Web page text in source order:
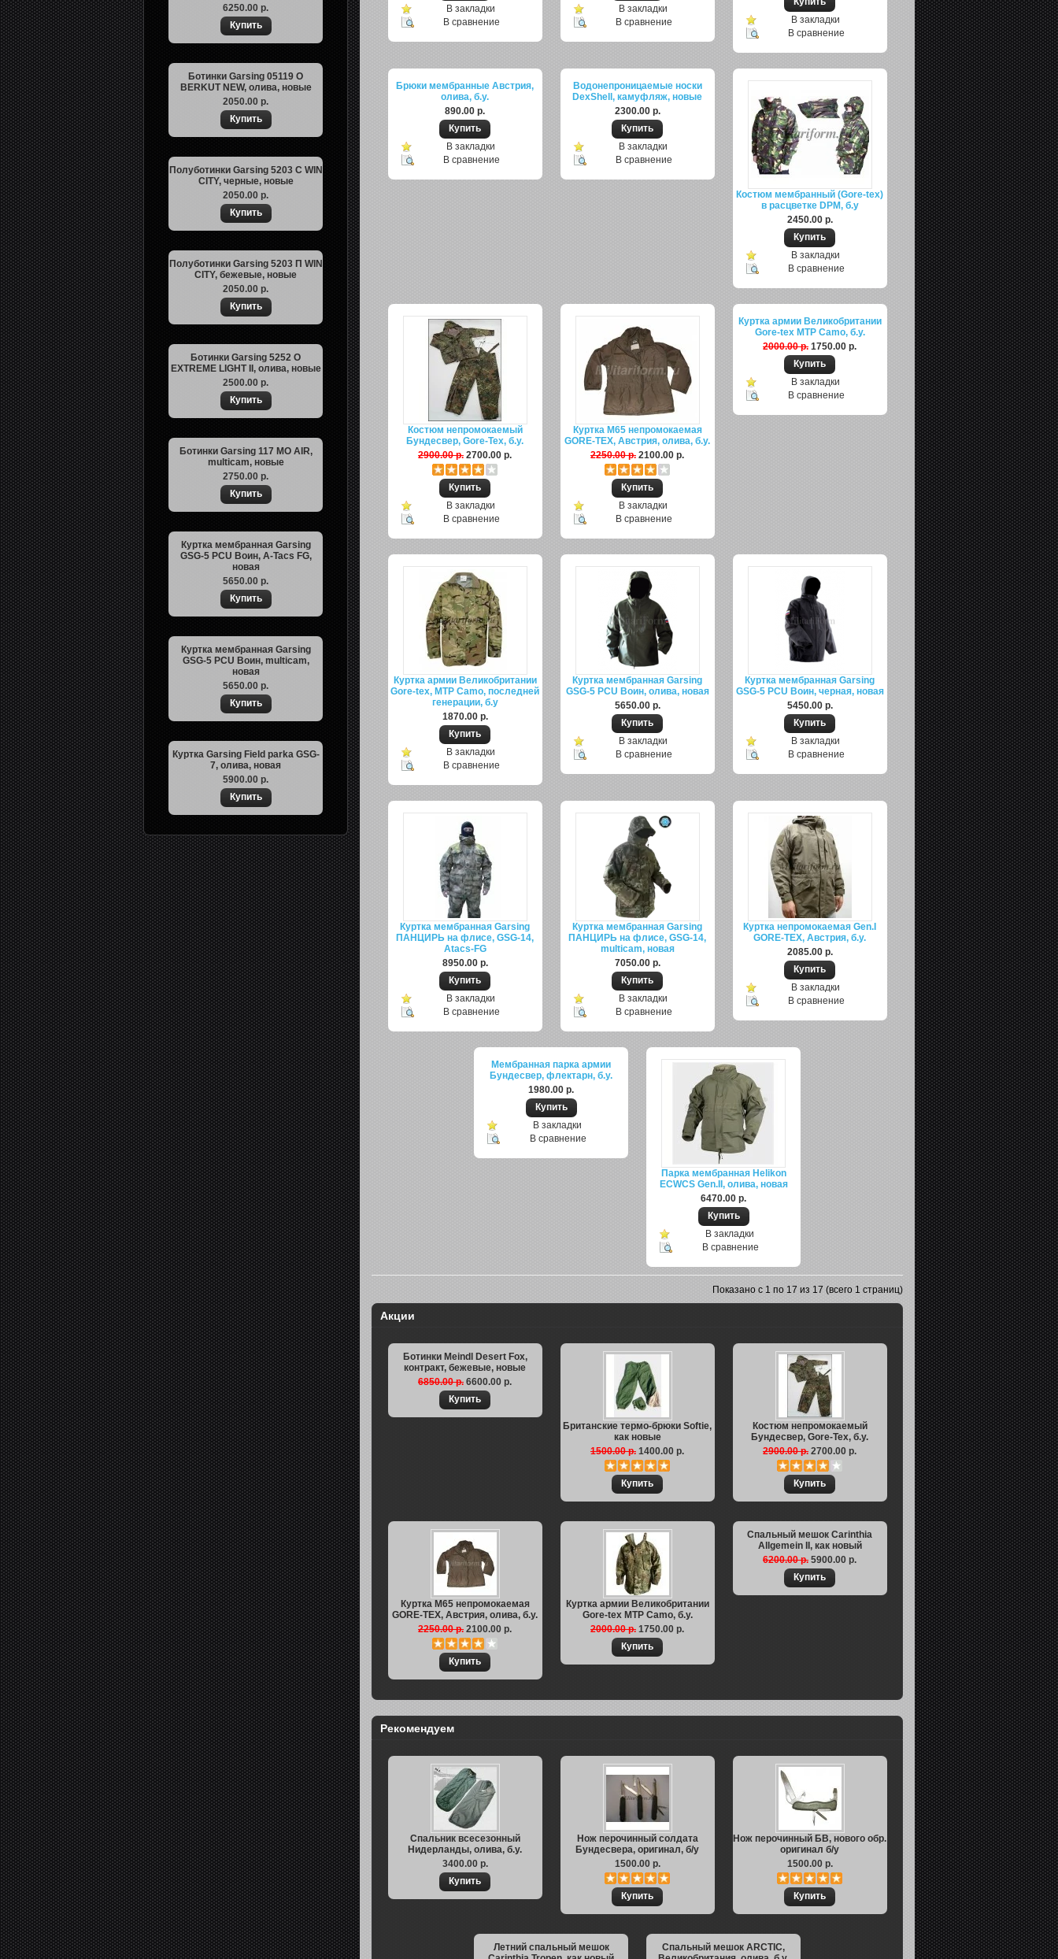
6250.00 р.
Ботинки Garsing 05119 O
BERKUT NEW, олива, новые
2050.00 р.
Полуботинки Garsing 5203 C WIN
CITY, черные, новые
2050.00 р.
Полуботинки Garsing 5203 П WIN
CITY, бежевые, новые
2050.00 р.
Ботинки Garsing 5252 O
EXTREME LIGHT II, олива, новые
2500.00 р.
Ботинки Garsing 117 MO AIR,
multicam, новые
2750.00 р.
Куртка мембранная Garsing
GSG-5 PCU Воин, A-Tacs FG,
новая
5650.00 р.
Куртка мембранная Garsing
GSG-5 PCU Воин, multicam,
новая
5650.00 р.
Куртка Garsing Field parka GSG-
7, олива, новая
5900.00 р.
В закладки
В сравнение
В закладки
В сравнение
В закладки
В сравнение
Брюки мембранные Австрия,
олива, б.у.
890.00 р.
В закладки
В сравнение
Водонепроницаемые носки
DexShell, камуфляж, новые
2300.00 р.
В закладки
В сравнение
Костюм мембранный (Gore-tex)
в расцветке DPM, б.у
2450.00 р.
В закладки
В сравнение
Костюм непромокаемый
Бундесвер, Gore-Tex, б.у.
2900.00 р. 2700.00 р.
В закладки
В сравнение
Куртка M65 непромокаемая
GORE-TEX, Австрия, олива, б.у.
2250.00 р. 2100.00 р.
В закладки
В сравнение
Куртка армии Великобритании
Gore-tex MTP Camo, б.у.
2000.00 р. 1750.00 р.
В закладки
В сравнение
Куртка армии Великобритании
Gore-tex, MTP Camo, последней
генерации, б.у
1870.00 р.
В закладки
В сравнение
Куртка мембранная Garsing
GSG-5 PCU Воин, олива, новая
5650.00 р.
В закладки
В сравнение
Куртка мембранная Garsing
GSG-5 PCU Воин, черная, новая
5450.00 р.
В закладки
В сравнение
Куртка мембранная Garsing
ПАНЦИРЬ на флисе, GSG-14,
Atacs-FG
8950.00 р.
В закладки
В сравнение
Куртка мембранная Garsing
ПАНЦИРЬ на флисе, GSG-14,
multicam, новая
7050.00 р.
В закладки
В сравнение
Куртка непромокаемая Gen.I
GORE-TEX, Австрия, б.у.
2085.00 р.
В закладки
В сравнение
Мембранная парка армии
Бундесвер, флектарн, б.у.
1980.00 р.
В закладки
В сравнение
Парка мембранная Helikon
ECWCS Gen.II, олива, новая
6470.00 р.
В закладки
В сравнение
Показано с 1 по 17 из 17 (всего 1 страниц)
Акции
Ботинки Meindl Desert Fox,
контракт, бежевые, новые
6850.00 р. 6600.00 р.
Британские термо-брюки Softie,
как новые
1500.00 р. 1400.00 р.
Костюм непромокаемый
Бундесвер, Gore-Tex, б.у.
2900.00 р. 2700.00 р.
Куртка M65 непромокаемая
GORE-TEX, Австрия, олива, б.у.
2250.00 р. 2100.00 р.
Куртка армии Великобритании
Gore-tex MTP Camo, б.у.
2000.00 р. 1750.00 р.
Спальный мешок Carinthia
Allgemein II, как новый
6200.00 р. 5900.00 р.
Рекомендуем
Спальник всесезонный
Нидерланды, олива, б.у.
3400.00 р.
Нож перочинный солдата
Бундесвера, оригинал, б/у
1500.00 р.
Нож перочинный БВ, нового обр.
оригинал б/у
1500.00 р.
Летний спальный мешок
Спальный мешок ARCTIC,